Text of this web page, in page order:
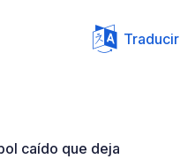
Traducir
caído que deja